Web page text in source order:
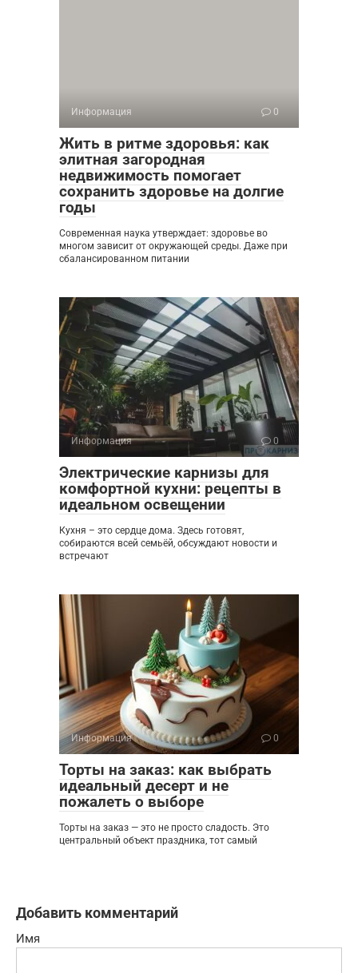
Информация 0
Жить в ритме здоровья: как
элитная загородная
недвижимость помогает
сохранить здоровье на долгие
годы
Современная наука утверждает: здоровье во
многом зависит от окружающей среды. Даже при
сбалансированном питании
Информация 0
Электрические карнизы для
комфортной кухни: рецепты в
идеальном освещении
Кухня – это сердце дома. Здесь готовят,
собираются всей семьёй, обсуждают новости и
встречают
Информация 0
Торты на заказ: как выбрать
идеальный десерт и не
пожалеть о выборе
Торты на заказ — это не просто сладость. Это
центральный объект праздника, тот самый
Добавить комментарий
Имя